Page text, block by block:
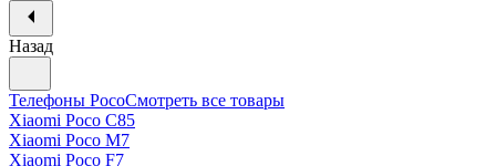
Назад
Телефоны PocoСмотреть все товары
Xiaomi Poco C85
Xiaomi Poco M7
Xiaomi Poco F7